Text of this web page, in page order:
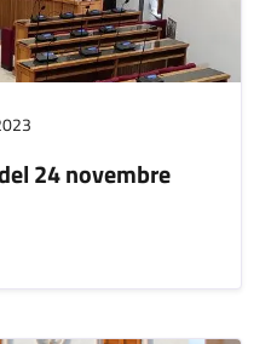
24 novembre